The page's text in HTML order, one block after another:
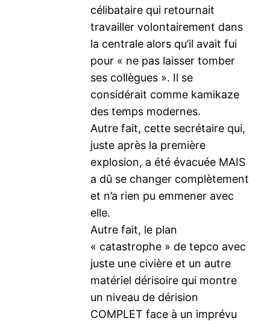
célibataire qui retournait
travailler volontairement dans
la centrale alors qu’il avait fui
pour « ne pas laisser tomber
ses collègues ». Il se
considérait comme kamikaze
des temps modernes.
Autre fait, cette secrétaire qui,
juste après la première
explosion, a été évacuée MAIS
a dû se changer complètement
et n’a rien pu emmener avec
elle.
Autre fait, le plan
« catastrophe » de tepco avec
juste une civière et un autre
matériel dérisoire qui montre
un niveau de dérision
COMPLET face à un imprévu